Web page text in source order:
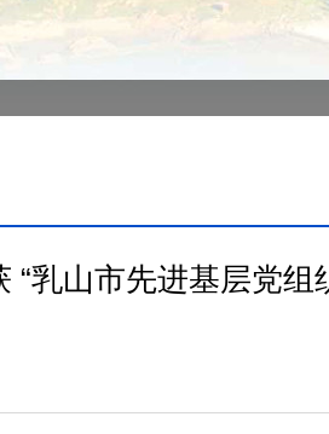
乳山市先进基层党组